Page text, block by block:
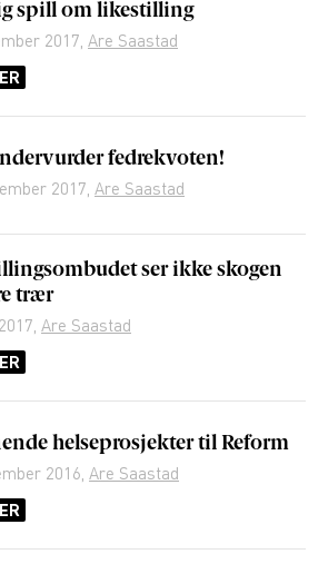
spill om likestilling
2017, Are Saastad
fedrekvoten!
2017, Are Saastad
ser ikke skogen
trær
, Are Saastad
helseprosjekter til Reform
2016, Are Saastad